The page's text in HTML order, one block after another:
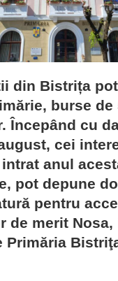
din Bistrița
burse de
Începând cu
cei
anul
pot depune
pentru
de merit
Primăria